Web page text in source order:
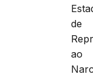
de
ao